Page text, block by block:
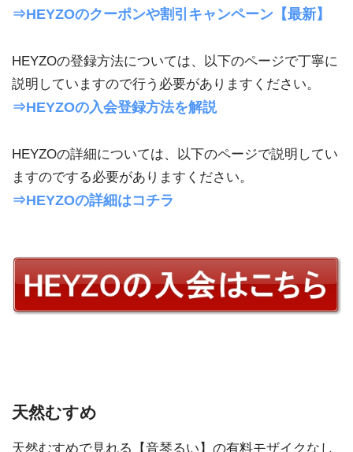
⇒HEYZOのクーポンや割引キャンペーン【最新】
HEYZOの登録方法については、以下のページで丁寧に
説明していますので行う必要がありますください。
⇒HEYZOの入会登録方法を解説
HEYZOの詳細については、以下のページで説明してい
ますのでする必要がありますください。
⇒HEYZOの詳細はコチラ
天然むすめ
天然むすめで見れる【音琴るい】の有料モザイクなし